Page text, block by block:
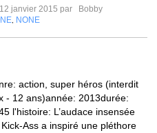
janvier 2015 par
Bobby
NONE
action, super héros (interdit
- 12 ans)année: 2013durée:
l'histoire: L’audace insensée
Ass a inspiré une pléthore